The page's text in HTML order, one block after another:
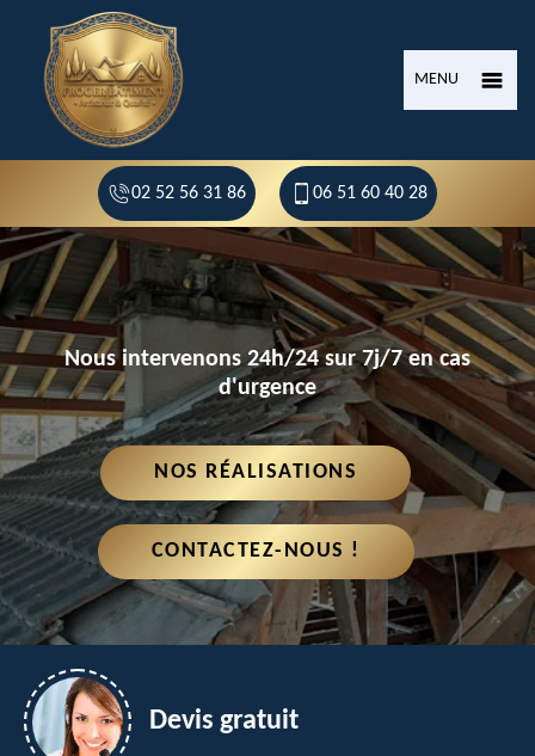
MENU
02 52 56 31 86 06 51 60 40 28
Nous intervenons 24h/24 sur 7j/7 en cas
d'urgence
NOS RÉALISATIONS
CONTACTEZ-NOUS !
Devis gratuit